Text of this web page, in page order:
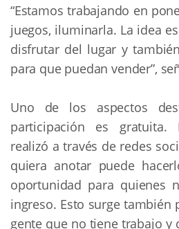
“Estamos trabajando en
juegos, iluminarla. La idea
disfrutar del lugar y
para que puedan vender”,
Uno de los aspectos
participación es gratuita.
realizó a través de redes
quiera anotar puede
oportunidad para quienes
ingreso. Esto surge también
gente que no tiene trabajo y